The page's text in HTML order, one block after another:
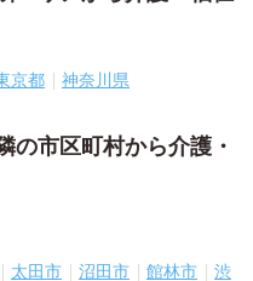
京都 神奈川県
の市区町村から介護・
太田市 沼田市 館林市
渋